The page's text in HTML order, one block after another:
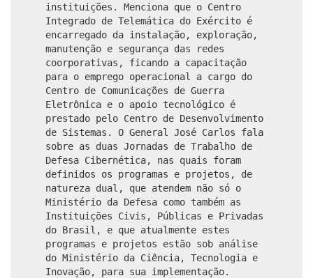
instituições. Menciona que o Centro
Integrado de Telemática do Exército é
encarregado da instalação, exploração,
manutenção e segurança das redes
coorporativas, ficando a capacitação
para o emprego operacional a cargo do
Centro de Comunicações de Guerra
Eletrônica e o apoio tecnológico é
prestado pelo Centro de Desenvolvimento
de Sistemas. O General José Carlos fala
sobre as duas Jornadas de Trabalho de
Defesa Cibernética, nas quais foram
definidos os programas e projetos, de
natureza dual, que atendem não só o
Ministério da Defesa como também as
Instituições Civis, Públicas e Privadas
do Brasil, e que atualmente estes
programas e projetos estão sob análise
do Ministério da Ciência, Tecnologia e
Inovação, para sua implementação.